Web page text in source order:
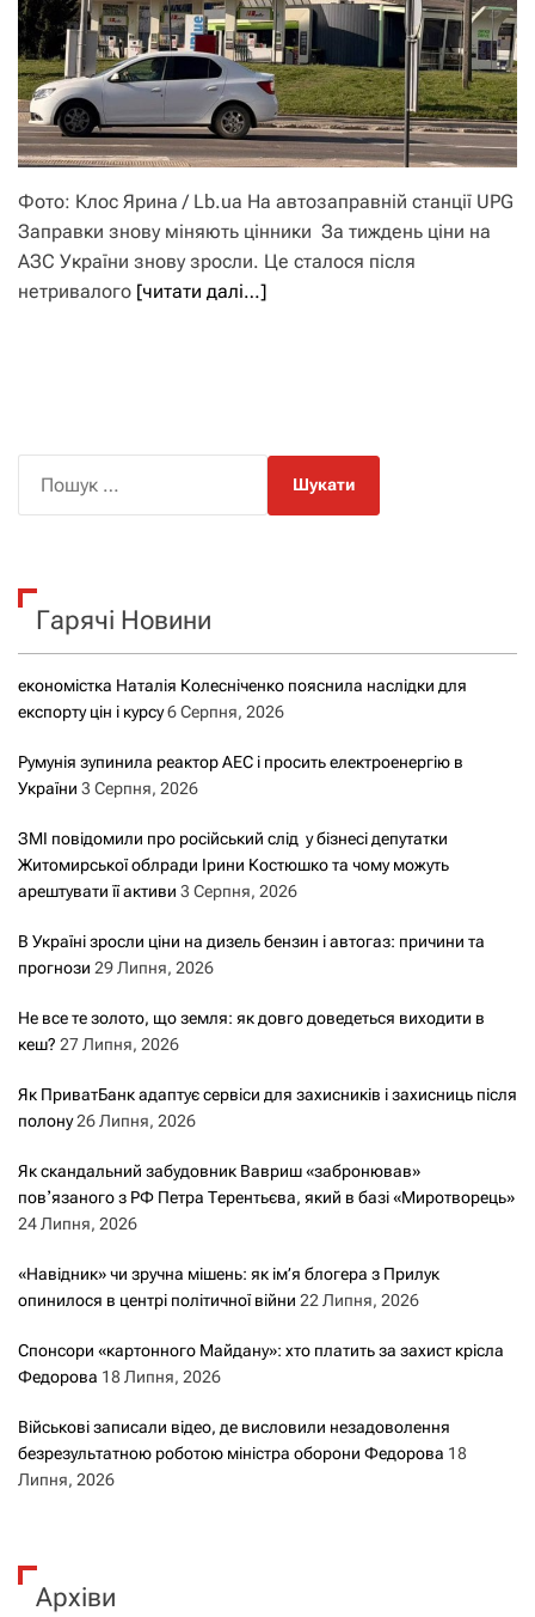
Фото: Клос Ярина / Lb.ua На автозаправній станції UPG
Заправки знову міняють цінники За тиждень ціни на
АЗС України знову зросли. Це сталося після
нетривалого [читати далі…]
к
Гарячі Новини
економістка Наталія Колесніченко пояснила наслідки для
експорту цін і курсу6 Серпня, 2026
Румунія зупинила реактор АЕС і просить електроенергію в
України 3 Серпня, 2026
ЗМІ повідомили про російський слід у бізнесі депутатки
Житомирської облради Ірини Костюшко та чому можуть
арештувати її активи 3 Серпня, 2026
В Україні зросли ціни на дизель бензин і автогаз: причини та
прогнози 29 Липня, 2026
Не все те золото, що земля: як довго доведеться виходити в
кеш? 27 Липня, 2026
Як ПриватБанк адаптує сервіси для захисників і захисниць після
полону26 Липня, 2026
Як скандальний забудовник Вавриш «забронював»
повʼязаного з РФ Петра Терентьєва, який в базі «Миротворець»
24 Липня, 2026
«Навідник» чи зручна мішень: як ім’я блогера з Прилук
опинилося в центрі політичної війни 22 Липня, 2026
Спонсори «картонного Майдану»: хто платить за захист крісла
Федорова 18 Липня, 2026
Військові записали відео, де висловили незадоволення
безрезультатною роботою міністра оборони Федорова 18
Липня, 2026
Архіви